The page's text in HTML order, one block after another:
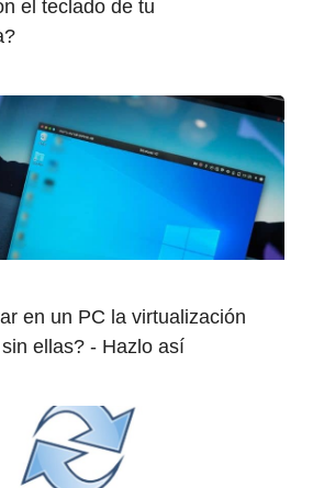
el teclado de tu
en un PC la virtualización
ellas? - Hazlo así